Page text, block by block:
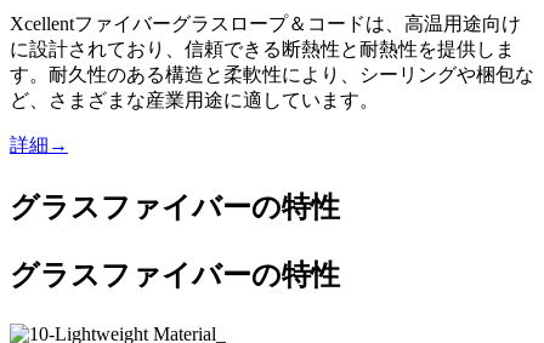
Xcellentファイバーグラスロープ＆コードは、高温用途向け
に設計されており、信頼できる断熱性と耐熱性を提供しま
す。耐久性のある構造と柔軟性により、シーリングや梱包な
ど、さまざまな産業用途に適しています。
詳細→
グラスファイバーの特性
グラスファイバーの特性